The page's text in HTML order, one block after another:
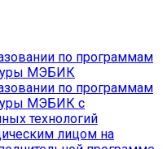
по программам
МЭБИК
по программам
МЭБИК с
технологий
лицом на